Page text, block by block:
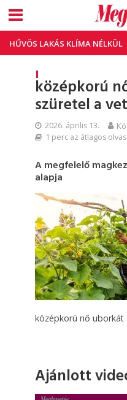
HŰVÖS LAKÁS KLÍMA NÉLKÜL
középkorú
szüretel a
2026. április 13.
1 perc az átlagos
A megfelelő
alapja
középkorú nő uborkát
Ajánlott